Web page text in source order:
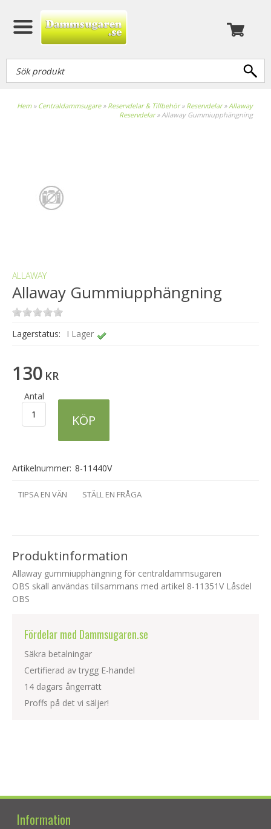
Hem» Centraldammsugare» Reservdelar & Tillbehör» Reservdelar» Allaway
Reservdelar» Allaway Gummiupphängning
ALLAWAY
Allaway Gummiupphängning
Lagerstatus: I Lager
130 KR
Antal
KÖP
Artikelnummer: 8-11440V
TIPSA EN VÄN STÄLL EN FRÅGA
Produktinformation
Allaway gummiupphängning för centraldammsugaren
OBS skall användas tillsammans med artikel 8-11351V Låsdel
OBS
Fördelar med Dammsugaren.se
Säkra betalningar
Certifierad av trygg E-handel
14 dagars ångerrätt
Proffs på det vi säljer!
Information